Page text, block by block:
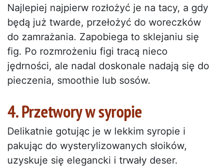
Najlepiej najpierw rozłożyć je na tacy, a gdy
będą już twarde, przełożyć do woreczków
do zamrażania. Zapobiega to sklejaniu się
fig. Po rozmrożeniu figi tracą nieco
jędrności, ale nadal doskonale nadają się do
pieczenia, smoothie lub sosów.
4. Przetwory w syropie
Delikatnie gotując je w lekkim syropie i
pakując do wysterylizowanych słoików,
uzyskuje się elegancki i trwały deser.